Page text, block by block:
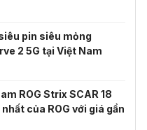
pin siêu mỏng
2 5G tại Việt Nam
ROG Strix SCAR 18
của ROG với giá gần